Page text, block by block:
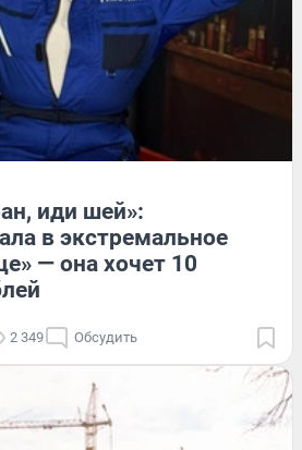
иди шей»:
в экстремальное
— она хочет 10
2 349 Обсудить